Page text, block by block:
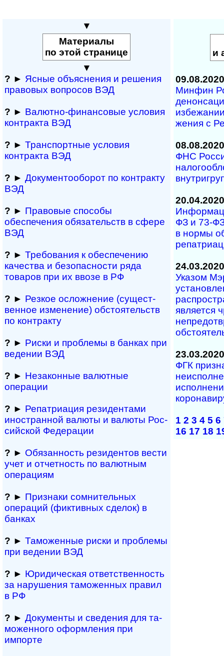
▼
Материалы
по этой странице
▼
? ► Ясные объяснения и решения
правовых вопросов ВЭД
? ► Валютно-финансовые условия
контракта ВЭД
? ► Транспортные условия
контракта ВЭД
? ► Документооборот по контракту
ВЭД
? ► Правовые способы
обеспечения обяза­тельств в сфере
ВЭД
? ► Требования к обеспечению
качества и безопасности ряда
товаров при их ввозе в РФ
? ► Резкое осложнение (сущест­
вен­ное измене­ние) обсто­ятельств
по контракту
? ► Риски и проблемы в банках при
ведении ВЭД
? ► Незаконные валютные
операции
? ► Репатриация ре­зи­ден­та­ми
иностранной ва­лю­ты и валюты Рос­
сий­ской Федерации
? ► Обязанность резиден­тов вести
учет и отчетность по валютным
операциям
? ► Признаки сомнитель­ных
операций (фиктивных сделок) в
банках
? ► Таможенные риски и проблемы
при ведении ВЭД
? ► Юридическая ответственность
за нарушения таможенных правил
в РФ
? ► Документы и све­де­ния для та­
мо­жен­но­го офор­м­ле­ния при
импорте
и
09.08.2020
Минфин
же­ния с
08.08.2020
ФНС
20.04.2020
ФЗ и 73-
в нормы
24.03.2020
Указом
является
23.03.2020
ФГК
1 2 3 4 5 6
16 17 18